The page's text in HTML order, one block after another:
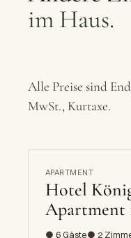
im Haus.
Alle Preise sind
MwSt., Kurtaxe.
APARTMENT
Hotel
Apartment
● 6 Gäste● 2